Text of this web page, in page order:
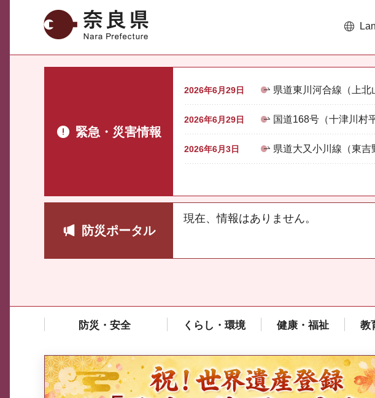
奈良県
緊急・災害情報
2026年6月29日 県道東川河合線（上
2026年6月29日 国道168号（十津川村
2026年6月3日 県道大又小川線（東
防災ポータル
現在、情報はありません。
防災・安全 くらし・環境 健康・福祉 教